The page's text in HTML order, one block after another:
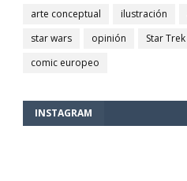
arte conceptual
ilustración
star wars
opinión Star Trek
comic europeo
INSTAGRAM